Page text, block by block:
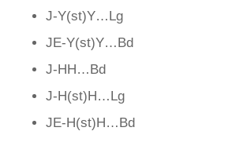
J-Y(st)Y…Lg
JE-Y(st)Y…Bd
J-HH…Bd
J-H(st)H…Lg
JE-H(st)H…Bd